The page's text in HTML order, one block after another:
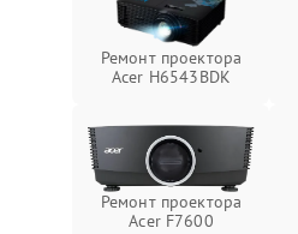
Ремонт проектора
Acer H6543BDK
Ремонт проектора
Acer F7600